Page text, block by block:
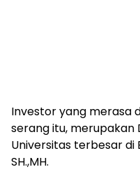
Investor yang merasa
serang itu, merupakan
Universitas terbesar di
SH.,MH.